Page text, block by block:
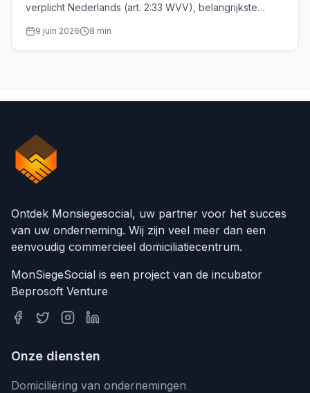
verplicht Nederlands (art. 2:33 WVV), belangrijkste
maatschappelijke zetel.
9 juin 2026 8 min
Ontdek Monsiegesocial, uw partner voor het succes
van uw onderneming. Wij zijn veel meer dan een
eenvoudig commercieel domiciliatiecentrum.
MonSiegeSocial is een project van de incubator
Beprosoft Venture
Onze diensten
Domiciliëring van ondernemingen